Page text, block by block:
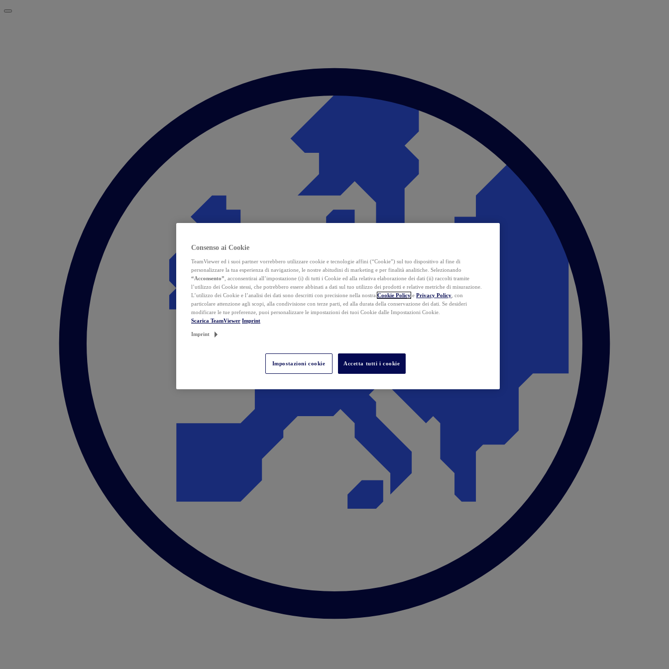
Consenso ai Cookie
TeamViewer ed i suoi partner vorrebbero utilizzare cookie e tecnologie affini (“Cookie”) sul tuo dispositivo al fine di
personalizzare la tua esperienza di navigazione, le nostre abitudini di marketing e per finalità analitiche. Selezionando
“Acconsento” , acconsentirai all’impostazione (i) di tutti i Cookie ed alla relativa elaborazione dei dati (ii) raccolti tramite
l’utilizzo dei Cookie stessi, che potrebbero essere abbinati a dati sul tuo utilizzo dei prodotti e relative metriche di misurazione.
L’utilizzo dei Cookie e l’analisi dei dati sono descritti con precisione nella nostra Cookie Policy e Privacy Policy , con
particolare attenzione agli scopi, alla condivisione con terze parti, ed alla durata della conservazione dei dati. Se desideri
modificare le tue preferenze, puoi personalizzare le impostazioni dei tuoi Cookie dalle Impostazioni Cookie.
Scarica TeamViewer Imprint
Imprint
Impostazioni cookie Accetta tutti i cookie